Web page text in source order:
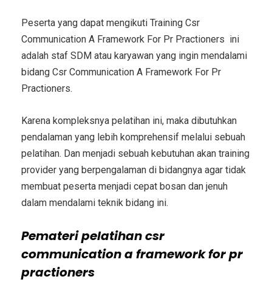
Peserta yang dapat mengikuti Training Csr
Communication A Framework For Pr Practioners ini
adalah staf SDM atau karyawan yang ingin mendalami
bidang Csr Communication A Framework For Pr
Practioners.
Karena kompleksnya pelatihan ini, maka dibutuhkan
pendalaman yang lebih komprehensif melalui sebuah
pelatihan. Dan menjadi sebuah kebutuhan akan training
provider yang berpengalaman di bidangnya agar tidak
membuat peserta menjadi cepat bosan dan jenuh
dalam mendalami teknik bidang ini.
Pemateripelatihan csr
communication a framework for pr
practioners